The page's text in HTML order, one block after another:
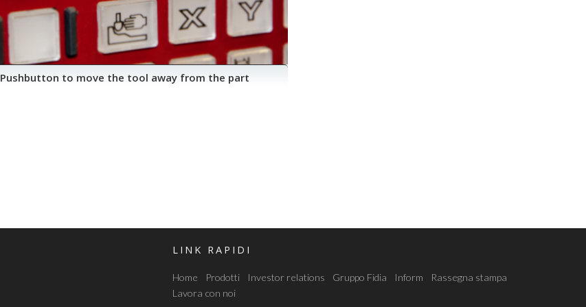
Pushbutton to move the tool away from the part
LINK RAPIDI
Home Prodotti Investor relations Gruppo Fidia Inform
Rassegna stampa
Lavora con noi